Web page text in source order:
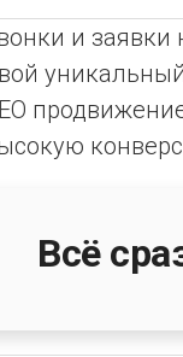
и заявки
Всё